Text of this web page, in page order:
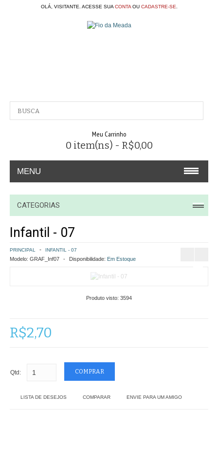
OLÁ, VISITANTE. ACESSE SUA CONTAOU CADASTRE-SE
Meu Carrinho
0 item(ns) - R$0,00
MENU
A EMPRESA
CONTATO
COMO COMPRAR
POLÍTICA DE FRETE GRÁTIS
CONTATO
CATEGORIAS
Infantil - 07
PRINCIPAL INFANTIL - 07
Modelo: GRAF_Inf07 Disponibilidade: Em Estoque
Produto visto: 3594
R$2,70
Qtd:
LISTA DE DESEJOS COMPARAR ENVIE PARA UM AMIGO